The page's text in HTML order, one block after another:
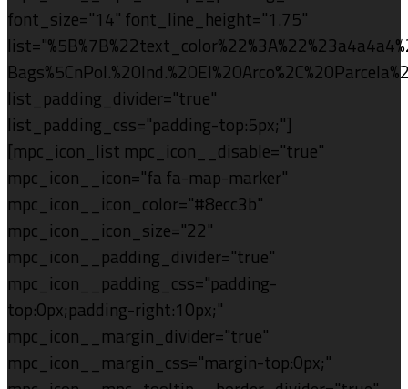
font_size="14" font_line_height="1.75"
list_padding_divider="true"
list_padding_css="padding-top:5px;"]
[mpc_icon_list mpc_icon__disable="true"
mpc_icon__icon="fa fa-map-marker"
mpc_icon__icon_color="#8ecc3b"
mpc_icon__icon_size="22"
mpc_icon__padding_divider="true"
mpc_icon__padding_css="padding-
top:0px;padding-right:10px;"
mpc_icon__margin_divider="true"
mpc_icon__margin_css="margin-top:0px;"